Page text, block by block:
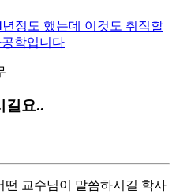
정도 했는데 이것도 취직할
학입니다
길요..
교수님이 말씀하시길 학사